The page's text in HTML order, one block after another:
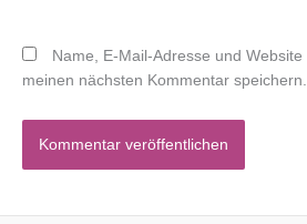
Name, E-Mail-Adresse und
meinen nächsten Kommentar speichern.